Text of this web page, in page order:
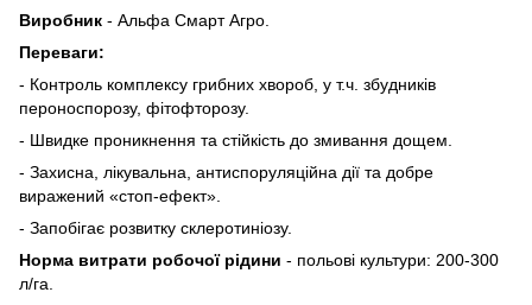
Виробник - Альфа Смарт Агро.
Переваги:
- Контроль комплексу грибних хвороб, у т.ч. збудників
пероноспорозу, фітофторозу.
- Швидке проникнення та стійкість до змивання дощем.
- Захисна, лікувальна, антиспоруляційна дії та добре
виражений «стоп-ефект».
- Запобігає розвитку склеротиніозу.
Норма витрати робочої рідини - польові культури: 200-300
л/га.